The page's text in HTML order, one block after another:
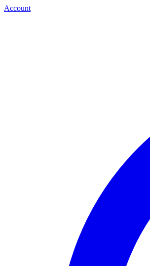
Account